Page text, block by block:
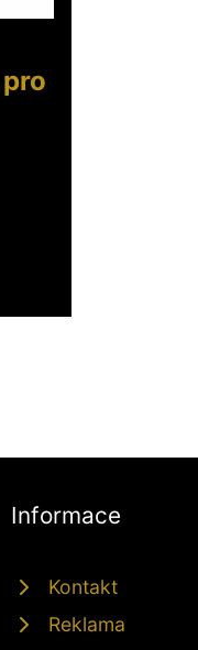
Informace
Kontakt
Reklama